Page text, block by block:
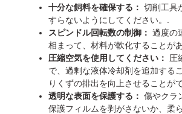
十分な飼料を確保する： 切削工具
すらないようにしてください。.
スピンドル回転数の制御： 過度の
相まって、材料が軟化することが
圧縮空気を使用してください：
圧
で、過剰な液体冷却剤を追加する
りくずの排出を向上させることが
透明な表面を保護する： 傷やクラ
保護フィルムを剥がさないか、柔